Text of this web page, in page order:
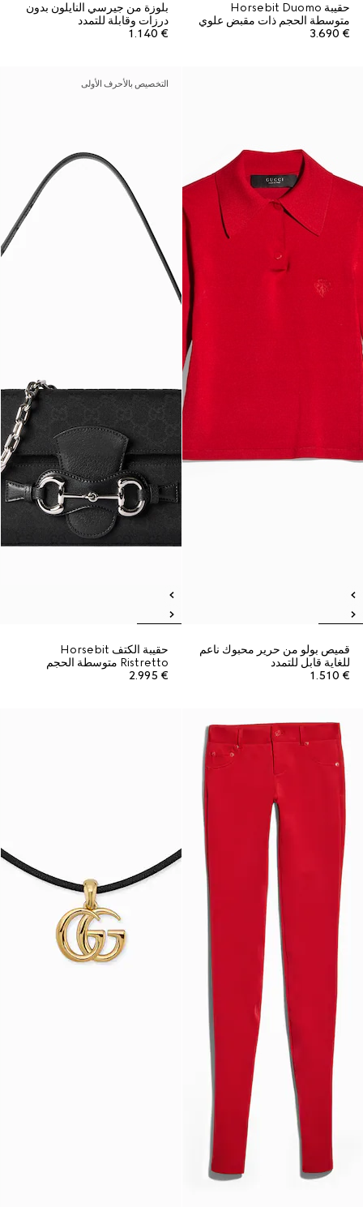
حقيبة Horsebit Duomo
متوسطة الحجم ذات مقبض علوي
€ 3.690
بلوزة من جيرسي النايلون بدون
درزات وقابلة للتمدد
€ 1.140
قميص بولو من حرير محبوك ناعم
للغاية قابل للتمدد
€ 1.510
التخصيص بالأحرف الأولى
حقيبة الكتف Horsebit
Ristretto متوسطة الحجم
€ 2.995